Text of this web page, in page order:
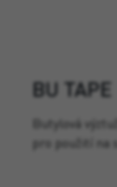
BU TAPE
Butylová
pro použití na